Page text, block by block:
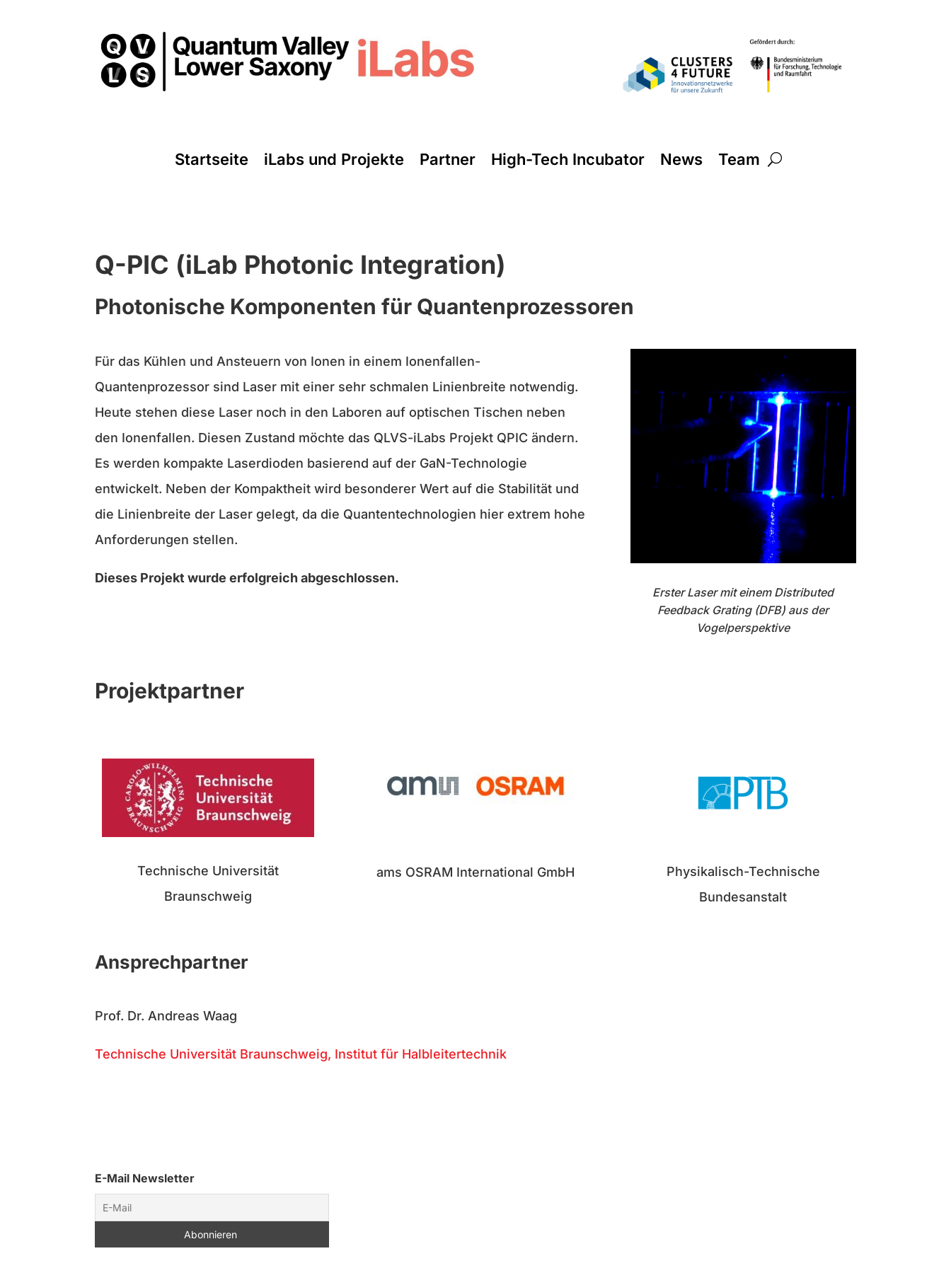
Startseite iLabs und Projekte Partner High-Tech Incubator News Team
Q-PIC (iLab Photonic Integration)
Photonische Komponenten für Quantenprozessoren
Für das Kühlen und Ansteuern von Ionen in einem Ionenfallen-
Quantenprozessor sind Laser mit einer sehr schmalen Linienbreite notwendig.
Heute stehen diese Laser noch in den Laboren auf optischen Tischen neben
den Ionenfallen. Diesen Zustand möchte das QLVS-iLabs Projekt QPIC ändern.
Es werden kompakte Laserdioden basierend auf der GaN-Technologie
entwickelt. Neben der Kompaktheit wird besonderer Wert auf die Stabilität und
die Linienbreite der Laser gelegt, da die Quantentechnologien hier extrem hohe
Anforderungen stellen.
Dieses Projekt wurde erfolgreich abgeschlossen.
Erster Laser mit einem Distributed
Feedback Grating (DFB) aus der
Vogelperspektive
Projektpartner
Technische Universität
Braunschweig
ams OSRAM International GmbH
Physikalisch-Technische
Bundesanstalt
Ansprechpartner
Prof. Dr. Andreas Waag
Technische Universität Braunschweig, Institut für Halbleitertechnik
E-Mail Newsletter